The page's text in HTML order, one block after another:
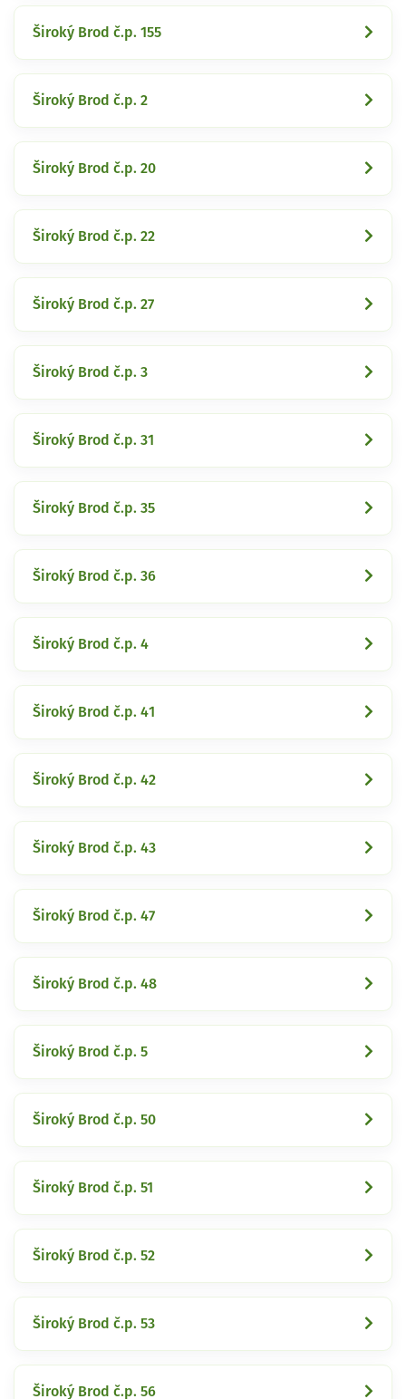
Široký Brod č.p. 155
Široký Brod č.p. 2
Široký Brod č.p. 20
Široký Brod č.p. 22
Široký Brod č.p. 27
Široký Brod č.p. 3
Široký Brod č.p. 31
Široký Brod č.p. 35
Široký Brod č.p. 36
Široký Brod č.p. 4
Široký Brod č.p. 41
Široký Brod č.p. 42
Široký Brod č.p. 43
Široký Brod č.p. 47
Široký Brod č.p. 48
Široký Brod č.p. 5
Široký Brod č.p. 50
Široký Brod č.p. 51
Široký Brod č.p. 52
Široký Brod č.p. 53
Široký Brod č.p. 56